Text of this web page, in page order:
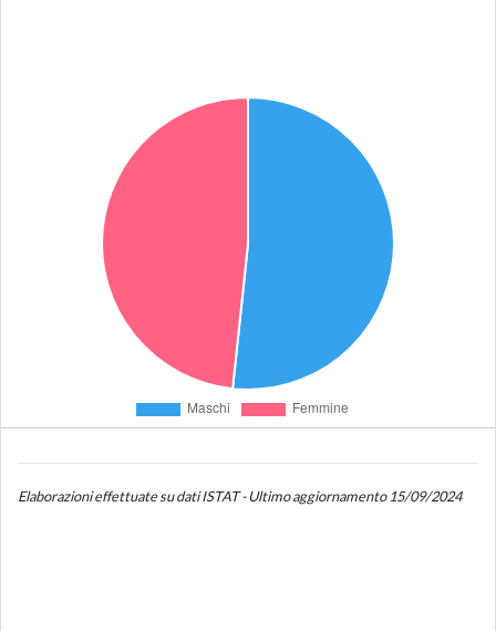
Elaborazioni effettuate su dati ISTAT - Ultimo aggiornamento 15/09/2024